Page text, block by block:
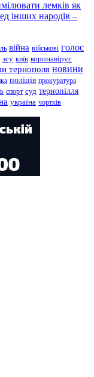
лемків як
інших народів –
війна військові голос
зсу київ коронавірус
тернополя новини
поліція прокуратура
спорт суд тернопілля
україна чортків